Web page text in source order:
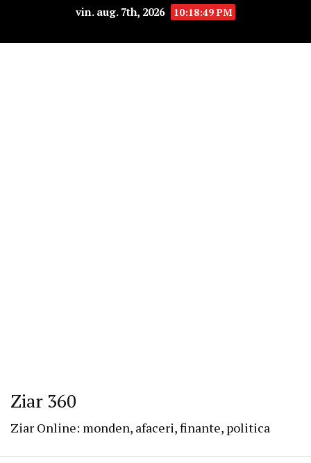
vin. aug. 7th, 2026 10:18:49 PM
Ziar 360
Ziar Online: monden, afaceri, finante, politica